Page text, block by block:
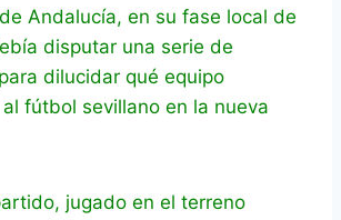
Andalucía, en su fase local de
disputar una serie de
dilucidar qué equipo
fútbol sevillano en la nueva
jugado en el terreno